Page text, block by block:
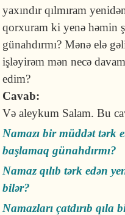
yaxındır qılmıram
qorxuram ki yenə həmin
günahdırmı? Mənə elə
işləyirəm mən necə
edim?
Cavab:
Və aleykum Salam. Bu
Namazı bir müddət tərk
başlamaq günahdırmı?
Namaz qılıb tərk edən
bilər?
Namazları çatdırıb qıla